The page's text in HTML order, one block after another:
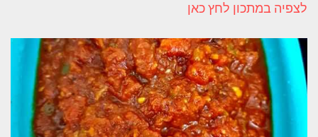
לצפיה במתכון לחץ כאן